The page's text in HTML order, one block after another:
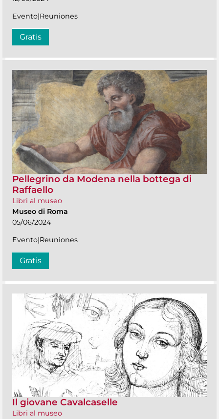
Evento|Reuniones
Gratis
Pellegrino da Modena nella bottega di
Raffaello
Libri al museo
Museo di Roma
05/06/2024
Evento|Reuniones
Gratis
Il giovane Cavalcaselle
Libri al museo